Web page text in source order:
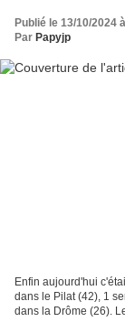
Publié le 13/10/2024
Par Papyjp
Enfin aujourd'hui
dans le Pilat (42), 1
dans la Drôme (26).